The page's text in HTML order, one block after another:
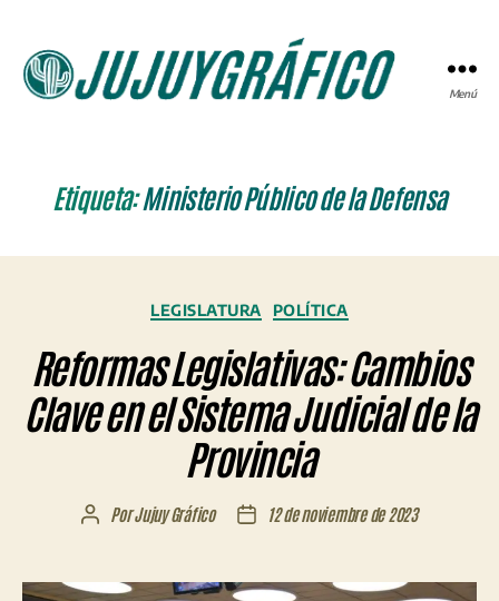
Menú
Etiqueta:Ministerio Público de la Defensa
Categorías
LEGISLATURA POLÍTICA
Reformas Legislativas: Cambios
Clave en el Sistema Judicial de la
Provincia
Autor
entrada
PorJujuy Gráfico
Fecha
entrada
12 de noviembre de 2023